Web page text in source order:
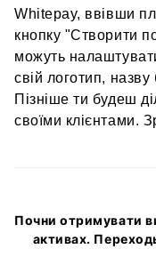
Whitepay, ввівши
кнопку "Створити
можуть
свій логотип,
Пізніше ти будеш
своїми клієнтами.
Почни отримувати
активах.